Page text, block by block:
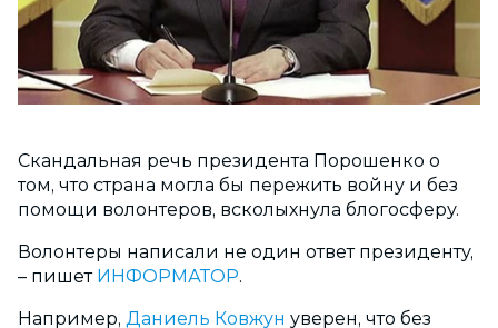
Скандальная речь президента Порошенко о
том, что страна могла бы пережить войну и без
помощи волонтеров, всколыхнула блогосферу.
Волонтеры написали не один ответ президенту,
– пишет ИНФОРМАТОР.
Например, Даниель Ковжун уверен, что без